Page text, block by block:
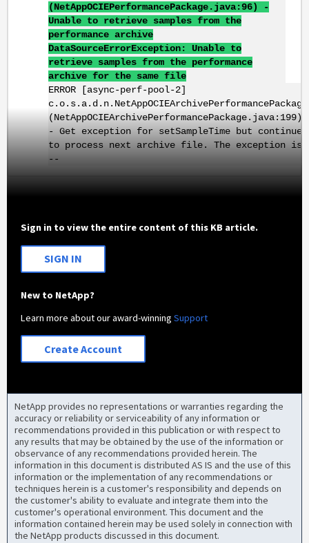
(NetAppOCIEPerformancePackage.java:96) -
Unable to retrieve samples from the
performance archive
DataSourceErrorException: Unable to
retrieve samples from the performance
archive for the same file
ERROR [async-perf-pool-2]
c.o.s.a.d.n.NetAppOCIEArchivePerformancePackage
(NetAppOCIEArchivePerformancePackage.java:199)
- Get exception for setSampleTime but continue
to process next archive file. The exception is
--
Sign in to view the entire content of this KB article.
SIGN IN
New to NetApp?
Learn more about our award-winningSupport
Create Account
NetApp provides no representations or warranties regarding the
accuracy or reliability or serviceability of any information or
recommendations provided in this publication or with respect to
any results that may be obtained by the use of the information or
observance of any recommendations provided herein. The
information in this document is distributed AS IS and the use of this
information or the implementation of any recommendations or
techniques herein is a customer's responsibility and depends on
the customer's ability to evaluate and integrate them into the
customer's operational environment. This document and the
information contained herein may be used solely in connection with
the NetApp products discussed in this document.